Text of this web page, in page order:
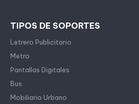
TIPOS DE SOPORTES
Letrero Publicitario
Metro
Pantallas Digitales
Bus
Mobiliario Urbano